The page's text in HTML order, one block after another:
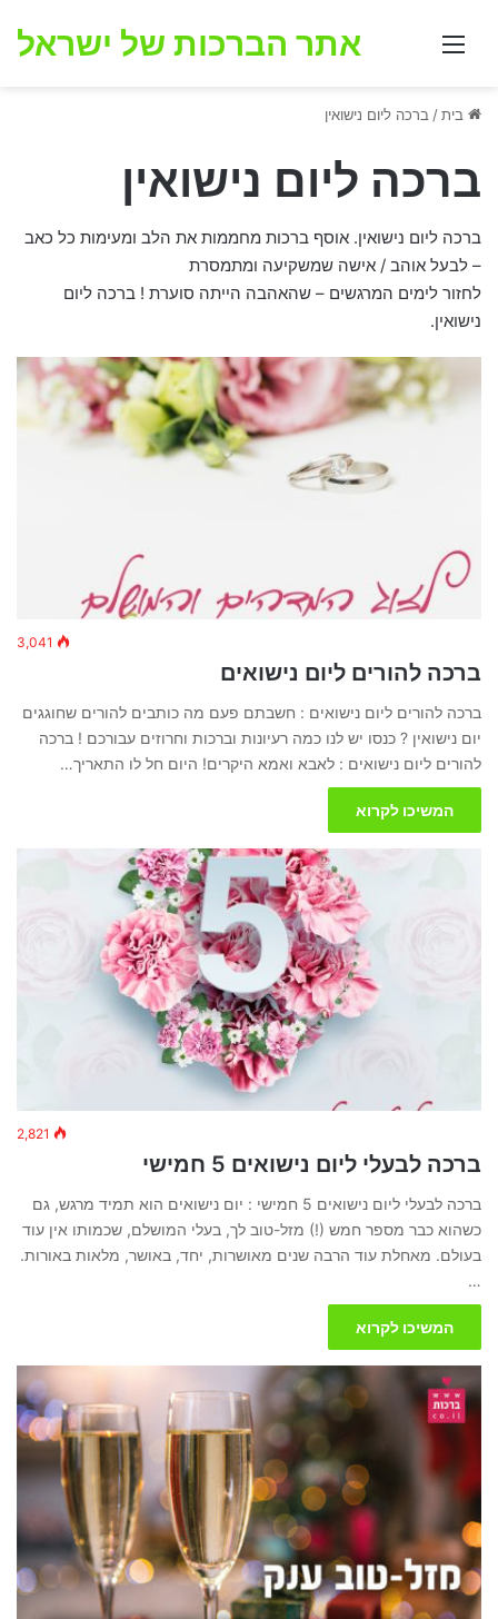
תפריט אתר הברכות של ישראל
בית/ ברכה ליום נישואין
ברכה ליום נישואין
ברכה ליום נישואין. אוסף ברכות מחממות את הלב ומעימות כל כאב
– לבעל אוהב / אישה שמשקיעה ומתמסרת
לחזור לימים המרגשים – שהאהבה הייתה סוערת ! ברכה ליום
נישואין.
ברכה להורים ליום נישואים
ברכה להורים ליום נישואים : חשבתם פעם מה כותבים להורים שחוגגים
יום נישואין ? כנסו יש לנו כמה רעיונות וברכות וחרוזים עבורכם ! ברכה
להורים ליום נישואים : לאבא ואמא היקרים! היום חל לו התאריך…
המשיכו לקרוא
ברכה לבעלי ליום נישואים 5 חמישי
ברכה לבעלי ליום נישואים 5 חמישי : יום נישואים הוא תמיד מרגש, גם
כשהוא כבר מספר חמש (!) מזל-טוב לך, בעלי המושלם, שכמותו אין עוד
בעולם. מאחלת עוד הרבה שנים מאושרות, יחד, באושר, מלאות באורות.
…
המשיכו לקרוא